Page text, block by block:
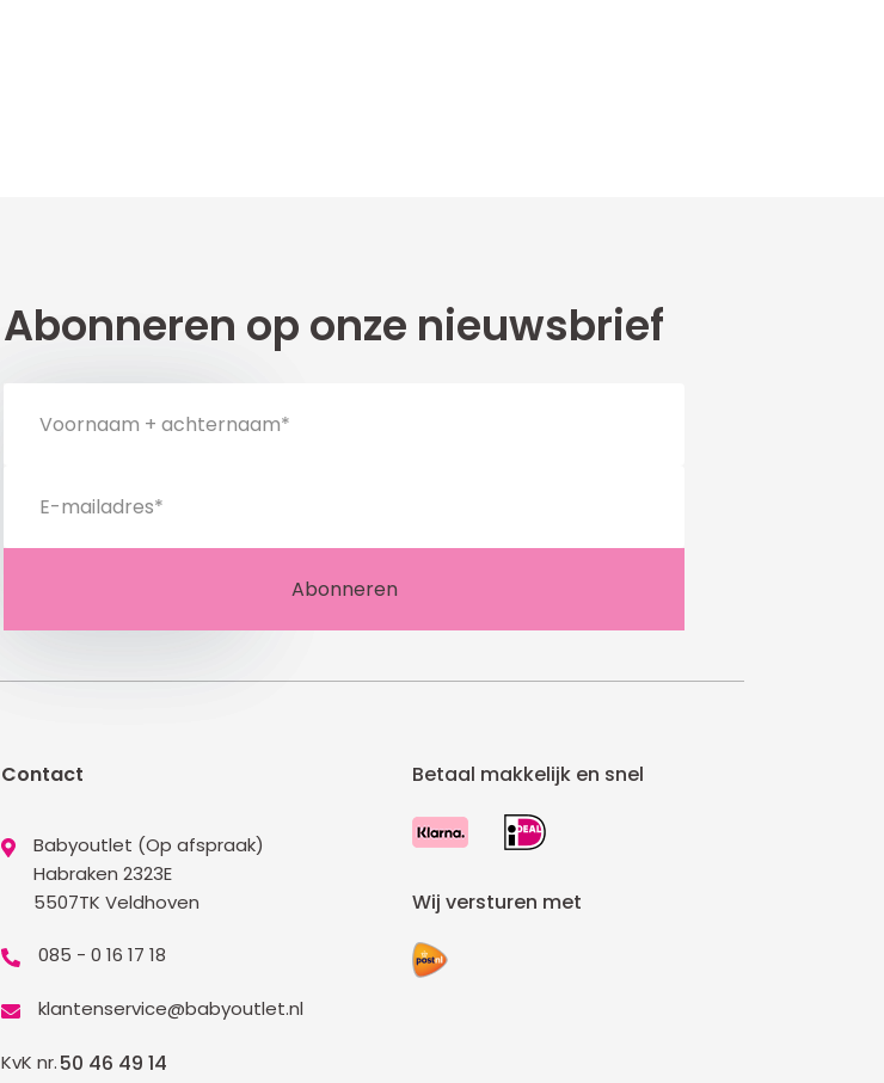
Abonneren op onze nieuwsbrief
Contact
Babyoutlet (Op afspraak)
Habraken 2323E
5507TK Veldhoven
085 - 0 16 17 18
klantenservice@babyoutlet.nl
KvK nr.50 46 49 14
Betaal makkelijk en snel
Wij versturen met